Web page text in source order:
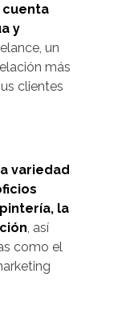
y
un
más
clientes
variedad
la
, así
como el